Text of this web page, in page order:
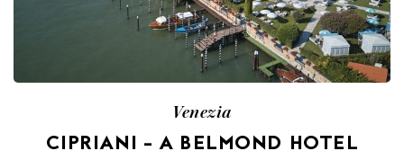
Venezia
CIPRIANI – A BELMOND HOTEL